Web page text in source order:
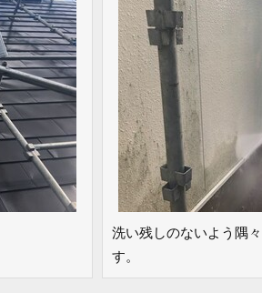
洗い残しのないよう隅
す。